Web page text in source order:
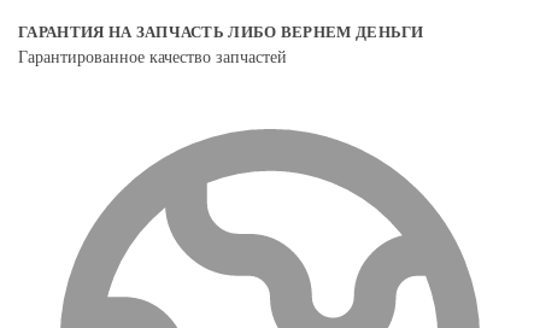
ГАРАНТИЯ НА ЗАПЧАСТЬ ЛИБО ВЕРНЕМ ДЕНЬГИ
Гарантированное качество запчастей